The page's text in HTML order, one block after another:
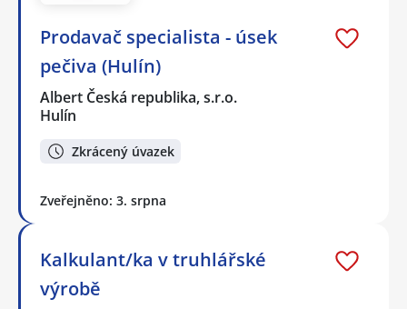
Prodavač specialista - úsek
pečiva (Hulín)
Albert Česká republika, s.r.o.
Hulín
Zkrácený úvazek
Zveřejněno: 3. srpna
Kalkulant/ka v truhlářské
výrobě